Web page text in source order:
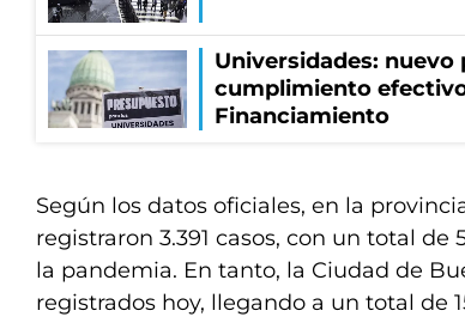
Universidades: nuevo
cumplimiento
Financiamiento
Según los datos oficiales, en la
registraron 3.391 casos, con un total de
la pandemia. En tanto, la Ciudad de
registrados hoy, llegando a un total de